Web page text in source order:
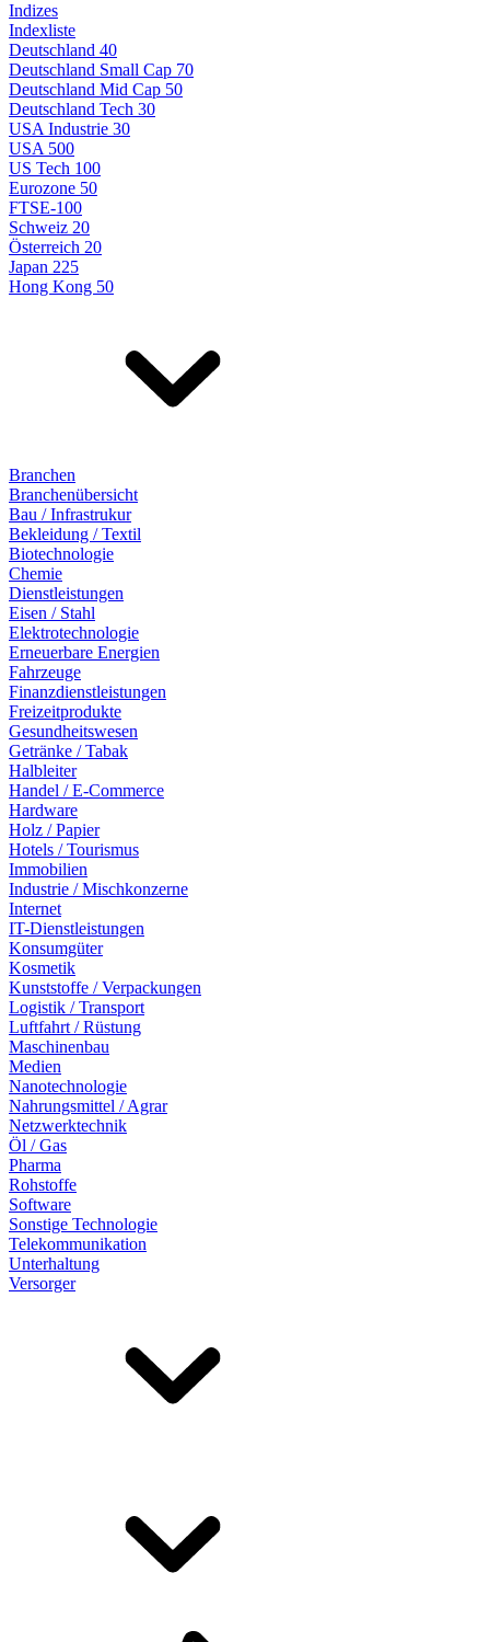
Indizes
Indexliste
Deutschland 40
Deutschland Small Cap 70
Deutschland Mid Cap 50
Deutschland Tech 30
USA Industrie 30
USA 500
US Tech 100
Eurozone 50
FTSE-100
Schweiz 20
Österreich 20
Japan 225
Hong Kong 50
Branchen
Branchenübersicht
Bau / Infrastrukur
Bekleidung / Textil
Biotechnologie
Chemie
Dienstleistungen
Eisen / Stahl
Elektrotechnologie
Erneuerbare Energien
Fahrzeuge
Finanzdienstleistungen
Freizeitprodukte
Gesundheitswesen
Getränke / Tabak
Halbleiter
Handel / E-Commerce
Hardware
Holz / Papier
Hotels / Tourismus
Immobilien
Industrie / Mischkonzerne
Internet
IT-Dienstleistungen
Konsumgüter
Kosmetik
Kunststoffe / Verpackungen
Logistik / Transport
Luftfahrt / Rüstung
Maschinenbau
Medien
Nanotechnologie
Nahrungsmittel / Agrar
Netzwerktechnik
Öl / Gas
Pharma
Rohstoffe
Software
Sonstige Technologie
Telekommunikation
Unterhaltung
Versorger